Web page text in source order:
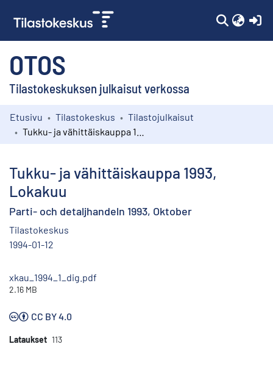
OTOS
Tilastokeskuksen julkaisut verkossa
Kokoelmat
Etusivu Tilastokeskus
Tilastojulkaisut
Tukku- ja vähittäiskauppa 1993,
Lokakuu
Parti- och detaljhandeln 1993, Oktober
Tilastokeskus
1994-01-12
xkau_1994_1_dig.pdf
2.16 MB
CC BY 4.0
Lataukset 113